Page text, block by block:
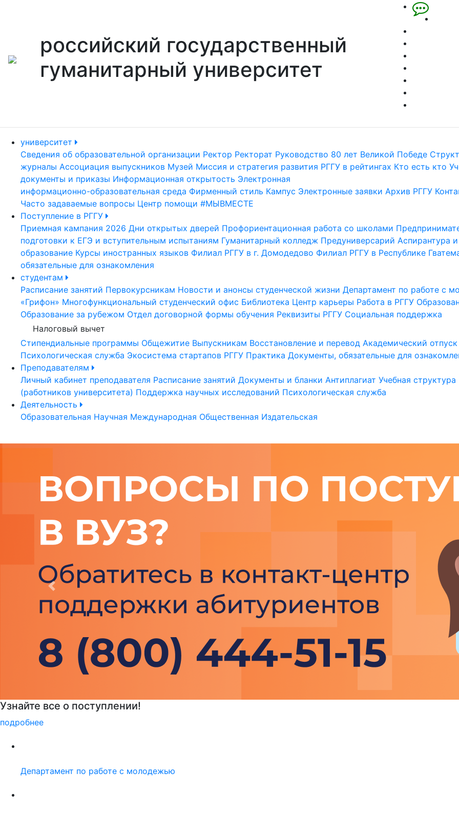
российский государственный
гуманитарный университет
университет
Сведения об образовательной организации Ректор Ректорат Руководство 80 лет Великой Победе
журналы Ассоциация выпускников Музей Миссия и стратегия развития РГГУ в рейтингах Кто есть кто
документы и приказы Информационная открытость Электронная
информационно-образовательная среда Фирменный стиль Кампус Электронные заявки Архив РГГУ
Часто задаваемые вопросы Центр помощи #МЫВМЕСТЕ
Поступление в РГГУ
Приемная кампания 2026 Дни открытых дверей Профориентационная работа со школами
подготовки к ЕГЭ и вступительным испытаниям Гуманитарный колледж Предуниверсарий Аспирантура
образование Курсы иностранных языков Филиал РГГУ в г. Домодедово Филиал РГГУ в Республике
обязательные для ознакомления
студентам
Расписание занятий Первокурсникам Новости и анонсы студенческой жизни Департамент по работе с
«Грифон» Многофункциональный студенческий офис Библиотека Центр карьеры Работа в РГГУ
Образование за рубежом Отдел договорной формы обучения Реквизиты РГГУ Социальная поддержка
Налоговый вычет
Стипендиальные программы Общежитие Выпускникам Восстановление и перевод Академический отпуск
Психологическая служба Экосистема стартапов РГГУ Практика Документы, обязательные для
Преподавателям
Личный кабинет преподавателя Расписание занятий Документы и бланки Антиплагиат Учебная структура
(работников университета) Поддержка научных исследований Психологическая служба
Деятельность
Образовательная Научная Международная Общественная Издательская
Детали программы
подробнее
Previous
Департамент по работе с молодежью